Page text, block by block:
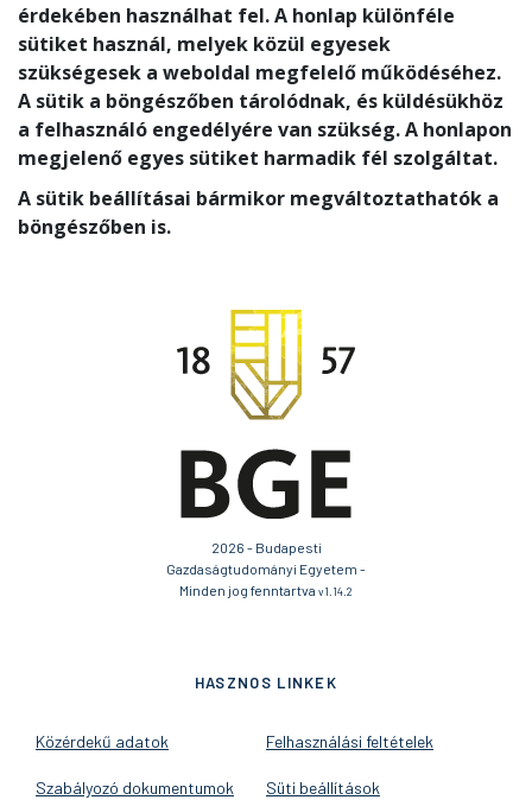
érdekében használhat fel. A honlap különféle
sütiket használ, melyek közül egyesek
szükségesek a weboldal megfelelő működéséhez.
A sütik a böngészőben tárolódnak, és küldésükhöz
a felhasználó engedélyére van szükség. A honlapon
megjelenő egyes sütiket harmadik fél szolgáltat.
A sütik beállításai bármikor megváltoztathatók a
böngészőben is.
2026 - Budapesti
Gazdaságtudományi Egyetem -
Minden jog fenntartva v1.14.2
HASZNOS LINKEK
Közérdekű adatok
Szabályozó dokumentumok
Felhasználási feltételek
Süti beállítások